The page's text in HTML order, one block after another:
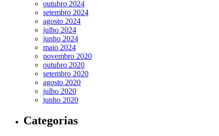
outubro 2024
setembro 2024
agosto 2024
julho 2024
junho 2024
maio 2024
novembro 2020
outubro 2020
setembro 2020
agosto 2020
julho 2020
junho 2020
Categorias